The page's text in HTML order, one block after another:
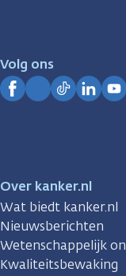
Volg ons
Over kanker.nl
Wat biedt kanker.nl
Nieuwsberichten
Wetenschappelijk
Kwaliteitsbewaking